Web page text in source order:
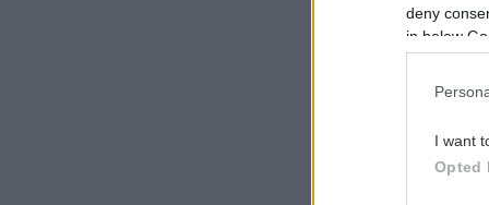
deny
in below
I want
Opted